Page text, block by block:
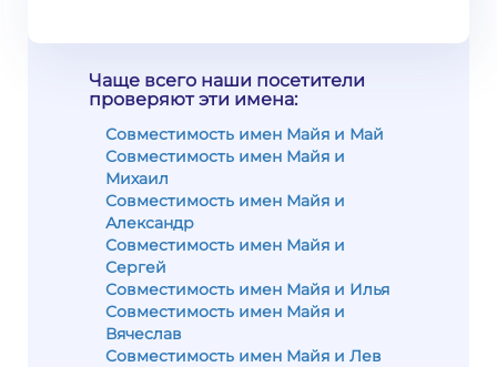
Чаще всего наши посетители
проверяют эти имена:
Совместимость имен Майя и Май
Совместимость имен Майя и
Михаил
Совместимость имен Майя и
Александр
Совместимость имен Майя и
Сергей
Совместимость имен Майя и Илья
Совместимость имен Майя и
Вячеслав
Совместимость имен Майя и Лев